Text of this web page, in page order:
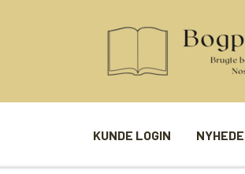
KUNDE LOGIN